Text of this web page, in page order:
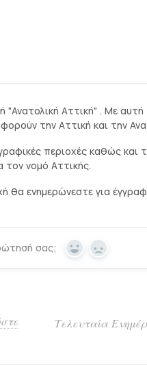
"Ανατολική Αττική" . Με
την Αττική και την
περιοχές καθώς και
τον νομό Αττικής.
θα ενημερώνεστε για
σας;
Yes No
Τελευταία